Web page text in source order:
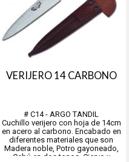
VERIJERO 14 CARBONO
# C14 - ARGO TANDIL
Cuchillo verijero con hoja de 14cm
en acero al carbono. Encabado en
diferentes materiales que son
Madera noble, Potro gayoneado,
Cebú en dos tonos, Ciervo y